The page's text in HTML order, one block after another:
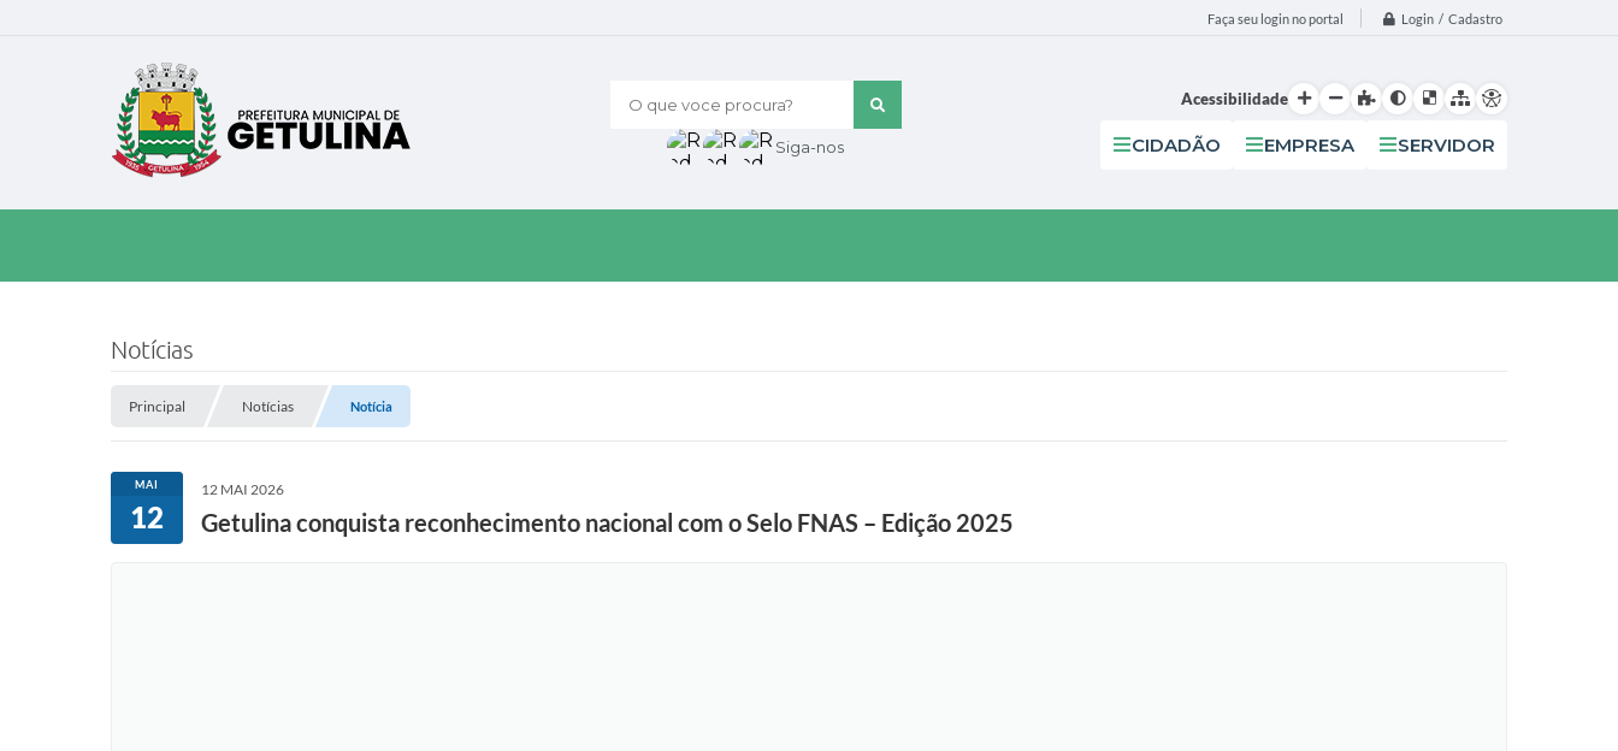
Faça seu login no portal Login / Cadastro
O que voce procura?
Siga-nos
Acessibilidade
CIDADÃO EMPRESA SERVIDOR
Notícias
Principal Notícias Notícia
MAI
12
12 MAI 2026
Getulina conquista reconhecimento nacional com o Selo FNAS – Edição 2025